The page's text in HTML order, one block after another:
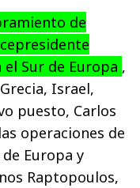
de
Sur de Europa ,
Israel,
puesto, Carlos
operaciones de
Europa y
Raptopoulos,